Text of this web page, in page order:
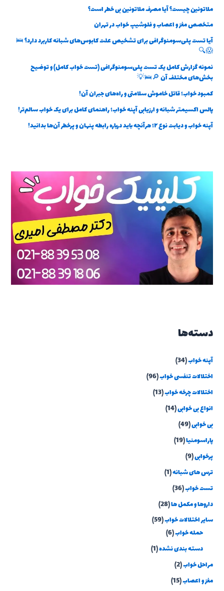
ملاتونین چیست؟ آیا مصرف ملاتونین بی خطر است؟
متخصص مغز و اعصاب و فلوشیپ خواب در تهران
آیا تست پلی‌سومنوگرافی برای تشخیص علت کابوس‌های شبانه کاربرد دارد؟ 🛌
😱🔍
نمونه گزارش کامل یک تست پلی‌سومنوگرافی (تست خواب کامل) و توضیح
بخش‌های مختلف آن 🔎🛌💡
کمبود خواب؛ قاتل خاموش سلامتی و راه‌های جبران آن!
پالس اکسیمتر شبانه و ارزیابی آپنه خواب؛ راهنمای کامل برای یک خواب سالم‌تر!
آپنه خواب و دیابت نوع ۲؛ هرآنچه باید درباره رابطه پنهان و پرخطر آن‌ها بدانید!
دسته‌ها
آپنه خواب(34)
اختلالات تنفسی خواب(96)
اختلالات چرخه خواب(13)
انواع بی خوابی(14)
بی خوابی(49)
پاراسومنیا(19)
پرخوابی(9)
ترس های شبانه(1)
تست خواب(36)
داروها و مکمل ها(28)
سایر اختلالات خواب(59)
حمله خواب(6)
دسته بندی نشده(1)
مراحل خواب(2)
مغز و اعصاب(15)